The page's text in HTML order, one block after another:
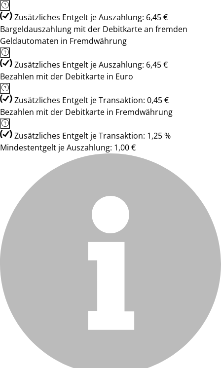
Zusätzliches Entgelt je Auszahlung: 6,45 €
Bargeldauszahlung mit der Debitkarte an fremden
Geldautomaten in Fremdwährung
Zusätzliches Entgelt je Auszahlung: 6,45 €
Bezahlen mit der Debitkarte in Euro
Zusätzliches Entgelt je Transaktion: 0,45 €
Bezahlen mit der Debitkarte in Fremdwährung
Zusätzliches Entgelt je Transaktion: 1,25 %
Mindestentgelt je Auszahlung: 1,00 €